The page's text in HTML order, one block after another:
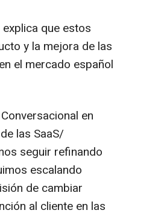
que estos
y la mejora de las
el mercado español
en
las SaaS/
seguir refinando
escalando
de cambiar
al cliente en las